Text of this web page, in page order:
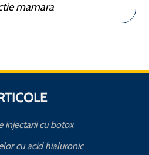
mamara
injectarii cu botox
cu acid hialuronic